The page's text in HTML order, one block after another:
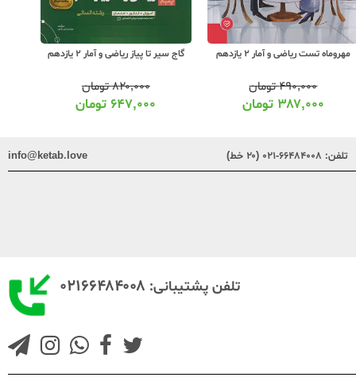
مهروماه تست ریاضی و آمار 2 یازدهم
۴۹۰,۰۰۰تومان
۳۸۷,۰۰۰ تومان
گاج سیر تا پیاز ریاضی و آمار 2 یازدهم
۸۲۰,۰۰۰تومان
۶۴۷,۰۰۰تومان
تلفن: ۶۶۴۸۴۰۰۸-۰۲۱ (۲۰ خط) info@ketab.love
تلفن پشتیبانی: ۰۲۱۶۶۴۸۴۰۰۸